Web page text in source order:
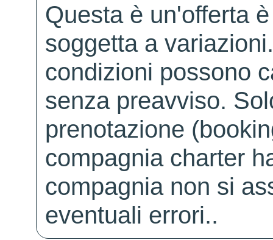
Questa è un'offerta
soggetta a
condizioni possono
senza preavviso.
prenotazione
compagnia charter
compagnia non si
eventuali errori..